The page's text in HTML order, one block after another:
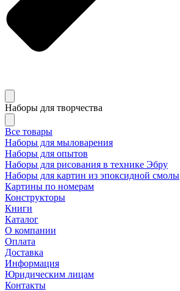
Наборы для творчества
Все товары
Наборы для мыловарения
Наборы для опытов
Наборы для рисования в технике Эбру
Наборы для картин из эпоксидной смолы
Картины по номерам
Конструкторы
Книги
Каталог
О компании
Оплата
Доставка
Информация
Юридическим лицам
Контакты